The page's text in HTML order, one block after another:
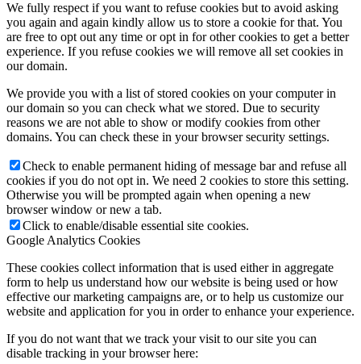
We fully respect if you want to refuse cookies but to avoid asking
you again and again kindly allow us to store a cookie for that. You
are free to opt out any time or opt in for other cookies to get a better
experience. If you refuse cookies we will remove all set cookies in
our domain.
We provide you with a list of stored cookies on your computer in
our domain so you can check what we stored. Due to security
reasons we are not able to show or modify cookies from other
domains. You can check these in your browser security settings.
Check to enable permanent hiding of message bar and refuse all
cookies if you do not opt in. We need 2 cookies to store this setting.
Otherwise you will be prompted again when opening a new
browser window or new a tab.
Click to enable/disable essential site cookies.
Google Analytics Cookies
These cookies collect information that is used either in aggregate
form to help us understand how our website is being used or how
effective our marketing campaigns are, or to help us customize our
website and application for you in order to enhance your experience.
If you do not want that we track your visit to our site you can
disable tracking in your browser here: